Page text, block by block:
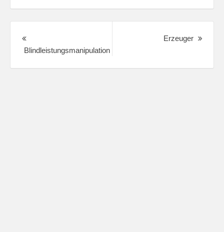
navigation
Blindleistungsmanipulation
Erzeuger
Next